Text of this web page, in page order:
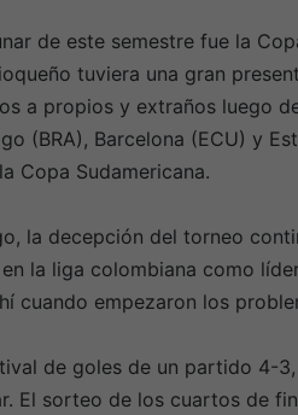
de este semestre fue la
tuviera una gran
a propios y extraños luego
(BRA), Barcelona (ECU) y
Copa Sudamericana.
la decepción del torneo
la liga colombiana como
cuando empezaron los
de goles de un partido 4-3,
El sorteo de los cuartos de